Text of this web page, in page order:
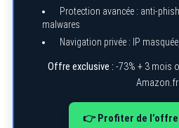
Protection avancée : anti-
malwares
Navigation privée : IP
Offre exclusive : -73% + 3 mois
Amazon.fr
👉 Profiter de